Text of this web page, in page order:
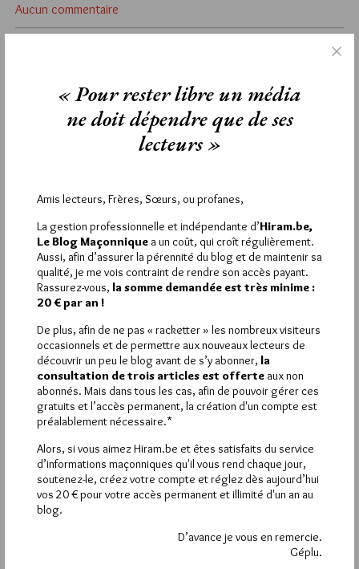
Aucun commentaire
La rédaction de commentaires est
réservée aux abonnés.
commentaires, vous devez :
VOUS INSCRIRE
Hier samedi 8 août 2026, Hiram.be a reçu1 698 visites
et2 926 pagesont été lues (Source : Pirsch.io)
Quels sont les articles les plus lus du blog ?
« Pour rester libre un média
ne doit dépendre que de ses
lecteurs »
Amis lecteurs, Frères, Sœurs, ou profanes,
La gestion professionnelle et indépendante d’Hiram.be,
Le Blog Maçonnique a un coût, qui croît régulièrement.
Aussi, afin d’assurer la pérennité du blog et de maintenir sa
qualité, je me vois contraint de rendre son accès payant.
Rassurez-vous, la somme demandée est très minime :
20 € par an !
De plus, afin de ne pas « racketter » les nombreux visiteurs
occasionnels et de permettre aux nouveaux lecteurs de
découvrir un peu le blog avant de s’y abonner, la
consultation de trois articles est offerte aux non
abonnés. Mais dans tous les cas, afin de pouvoir gérer ces
gratuits et l’accès permanent, la création d'un compte est
préalablement nécessaire.*
Alors, si vous aimez Hiram.be et êtes satisfaits du service
d’informations maçonniques qu'il vous rend chaque jour,
soutenez-le, créez votre compte et réglez dès aujourd’hui
vos 20 € pour votre accès permanent et illimité d'un an au
blog.
D’avance je vous en remercie.
Géplu.